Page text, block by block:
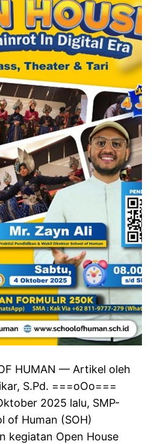
HUMAN — Artikel oleh
S.Pd. ===oOo===
2025 lalu, SMP-
of Human (SOH)
kegiatan Open House